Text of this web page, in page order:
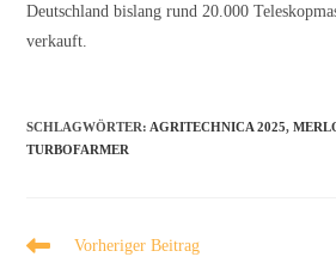
Deutschland bislang rund 20.000
verkauft.
SCHLAGWÖRTER: AGRITECHNICA 2025,
TURBOFARMER
Vorheriger Beitrag